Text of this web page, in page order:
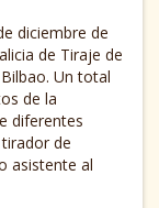
diciembre de
de Tiraje de
Un total
de la
diferentes
de
asistente al